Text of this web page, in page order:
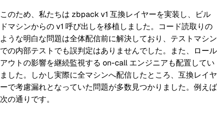
このため、私たちは zbpack v1 互換レイヤーを実装し、ビル
ドマシンからの v1 呼び出しを移植しました。コード読取りの
ような明白な問題は全体配信前に解決しており、テストマシン
での内部テストでも誤判定はありませんでした。また、ロール
アウトの影響を継続監視する on-call エンジニアも配置してい
ました。しかし実際に全マシンへ配信したところ、互換レイヤ
ーで考慮漏れとなっていた問題が多数見つかりました。例えば
次の通りです。